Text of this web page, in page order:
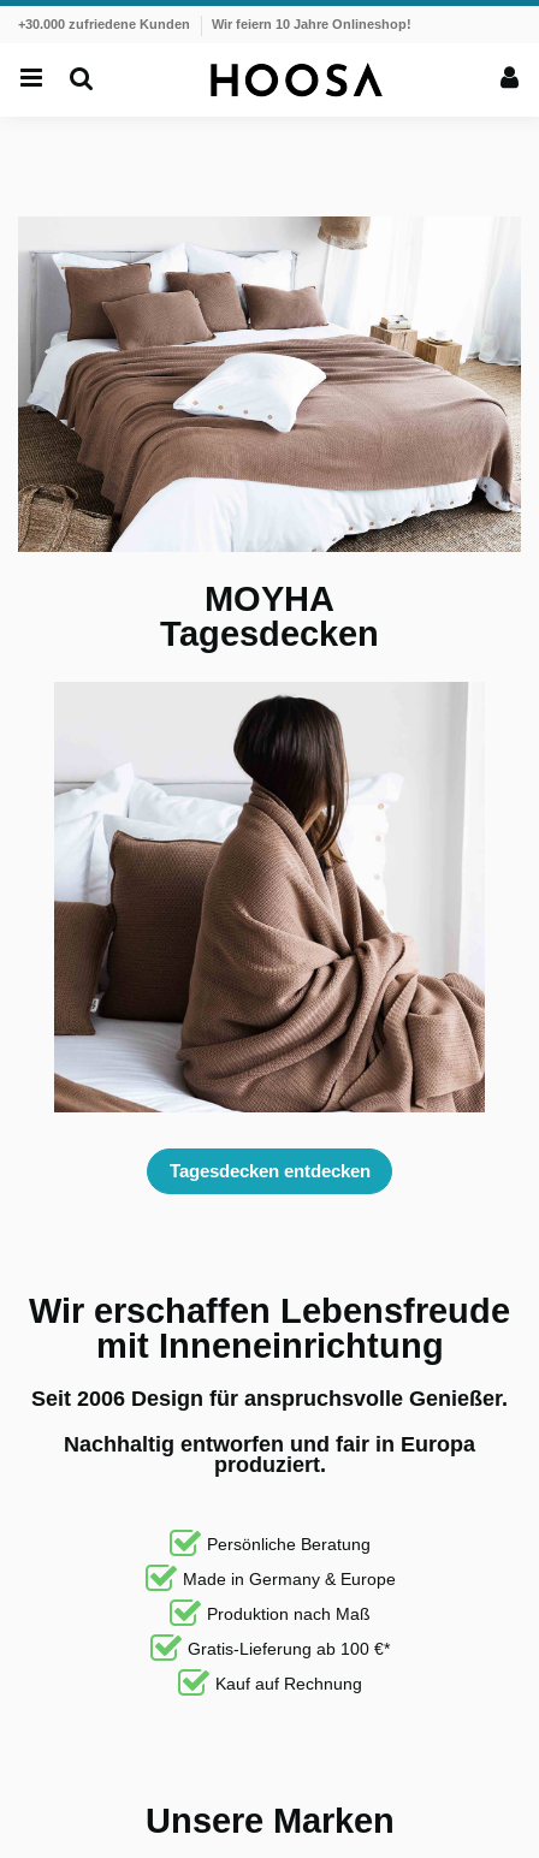
+30.000 zufriedene Kunden Wir feiern 10 Jahre Onlineshop!
MOYHA
Tagesdecken
Tagesdecken entdecken
Wir erschaffen Lebensfreude
mit Inneneinrichtung
Seit 2006 Design für anspruchsvolle Genießer.
Nachhaltig entworfen und fair in Europa
produziert.
Persönliche Beratung
Made in Germany & Europe
Produktion nach Maß
Gratis-Lieferung ab 100 €*
Kauf auf Rechnung
Unsere Marken